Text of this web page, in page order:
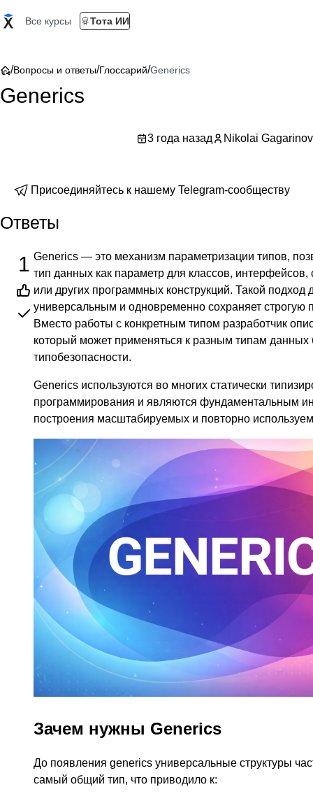
Все курсы Тота ИИ
/Вопросы и ответы/Глоссарий/Generics
Generics
3 года назад Nikolai Gagarinov
Присоединяйтесь к нашему Telegram-сообществу
Ответы
1 Generics — это механизм параметризации типов,
тип данных как параметр для классов, интерфейсов,
или других программных конструкций. Такой подход
универсальным и одновременно сохраняет строгую
Вместо работы с конкретным типом разработчик
который может применяться к разным типам данных
типобезопасности.
Generics используются во многих статически
программирования и являются фундаментальным
построения масштабируемых и повторно
Зачем нужны Generics
До появления generics универсальные структуры
самый общий тип, что приводило к: